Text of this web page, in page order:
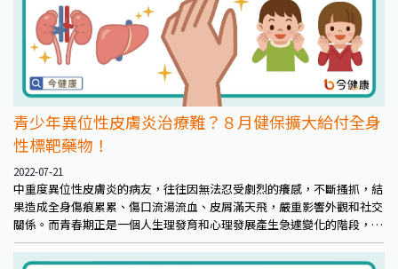
青少年異位性皮膚炎治療難？８月健保擴大給付全身
性標靶藥物！
2022-07-21
中重度異位性皮膚炎的病友，往往因無法忍受劇烈的癢感，不斷搔抓，結
果造成全身傷痕累累、傷口流湯流血、皮屑滿天飛，嚴重影響外觀和社交
關係。而青春期正是一個人生理發育和心理發展產生急遽變化的階段，此
時爆發異位性皮膚炎，往往身心俱疲，同時面臨嚴重感染、憂鬱的高風險
危機。